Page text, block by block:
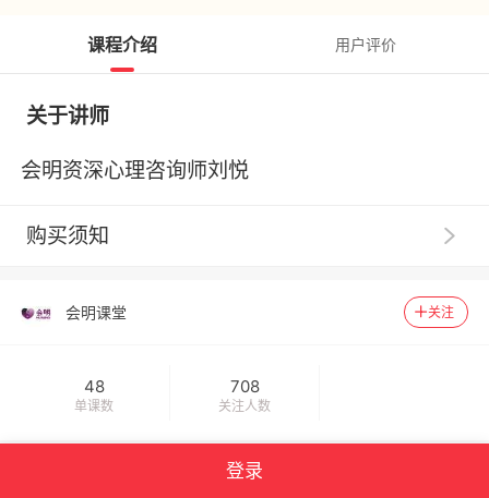
课程介绍 用户评价
关于讲师
会明资深心理咨询师刘悦
购买须知
聊”）系提供技术支持的网络服务提供者，千聊平台内相
关商品的信息内容制作、发布等均由知识店铺独立完成，
【交易主体】请您了解，您在千聊平台购买的数字化
商品均系由商品页面上标示的知识店铺为您提供，千聊并
化商品的知识店铺建立合同关系，千聊不构成该合同关系
会明课堂 关注
48
单课数
708
关注人数
没有更多了
登录